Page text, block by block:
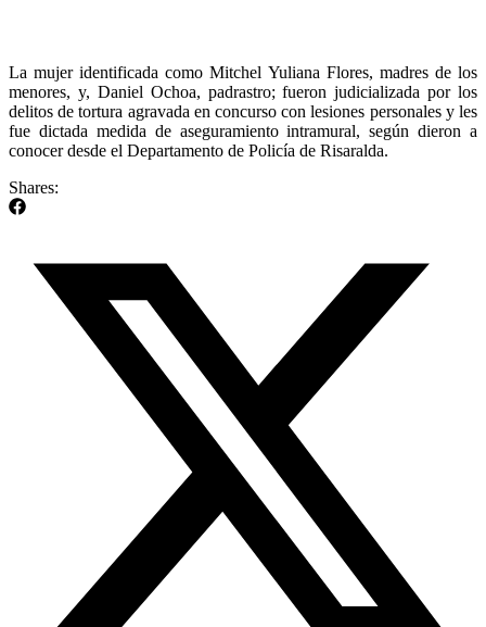
La mujer identificada como Mitchel Yuliana Flores, madres de los
menores, y, Daniel Ochoa, padrastro; fueron judicializada por los
delitos de tortura agravada en concurso con lesiones personales y les
fue dictada medida de aseguramiento intramural, según dieron a
conocer desde el Departamento de Policía de Risaralda.
Shares: